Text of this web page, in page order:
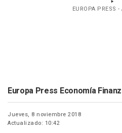
EUROPA PRESS -
Europa Press Economía
Jueves, 8 noviembre 2018
Actualizado: 10:42